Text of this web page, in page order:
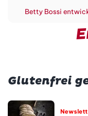
Betty Bossi
Glutenfrei